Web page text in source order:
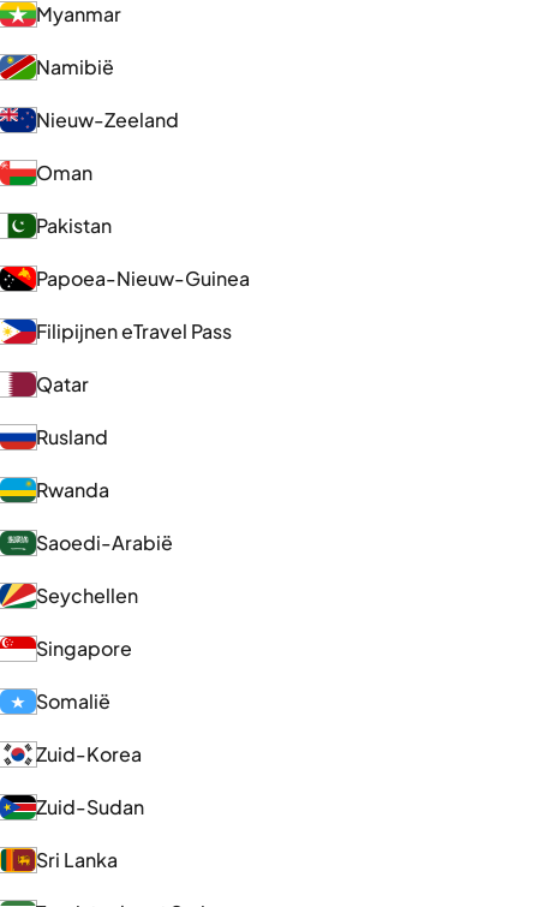
Myanmar
Namibië
Nieuw-Zeeland
Oman
Pakistan
Papoea-Nieuw-Guinea
Filipijnen eTravel Pass
Qatar
Rusland
Rwanda
Saoedi-Arabië
Seychellen
Singapore
Somalië
Zuid-Korea
Zuid-Sudan
Sri Lanka